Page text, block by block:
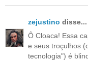
zejustino disse...
Ô Cloaca! Essa
e seus troçulhos
tecnologia") é